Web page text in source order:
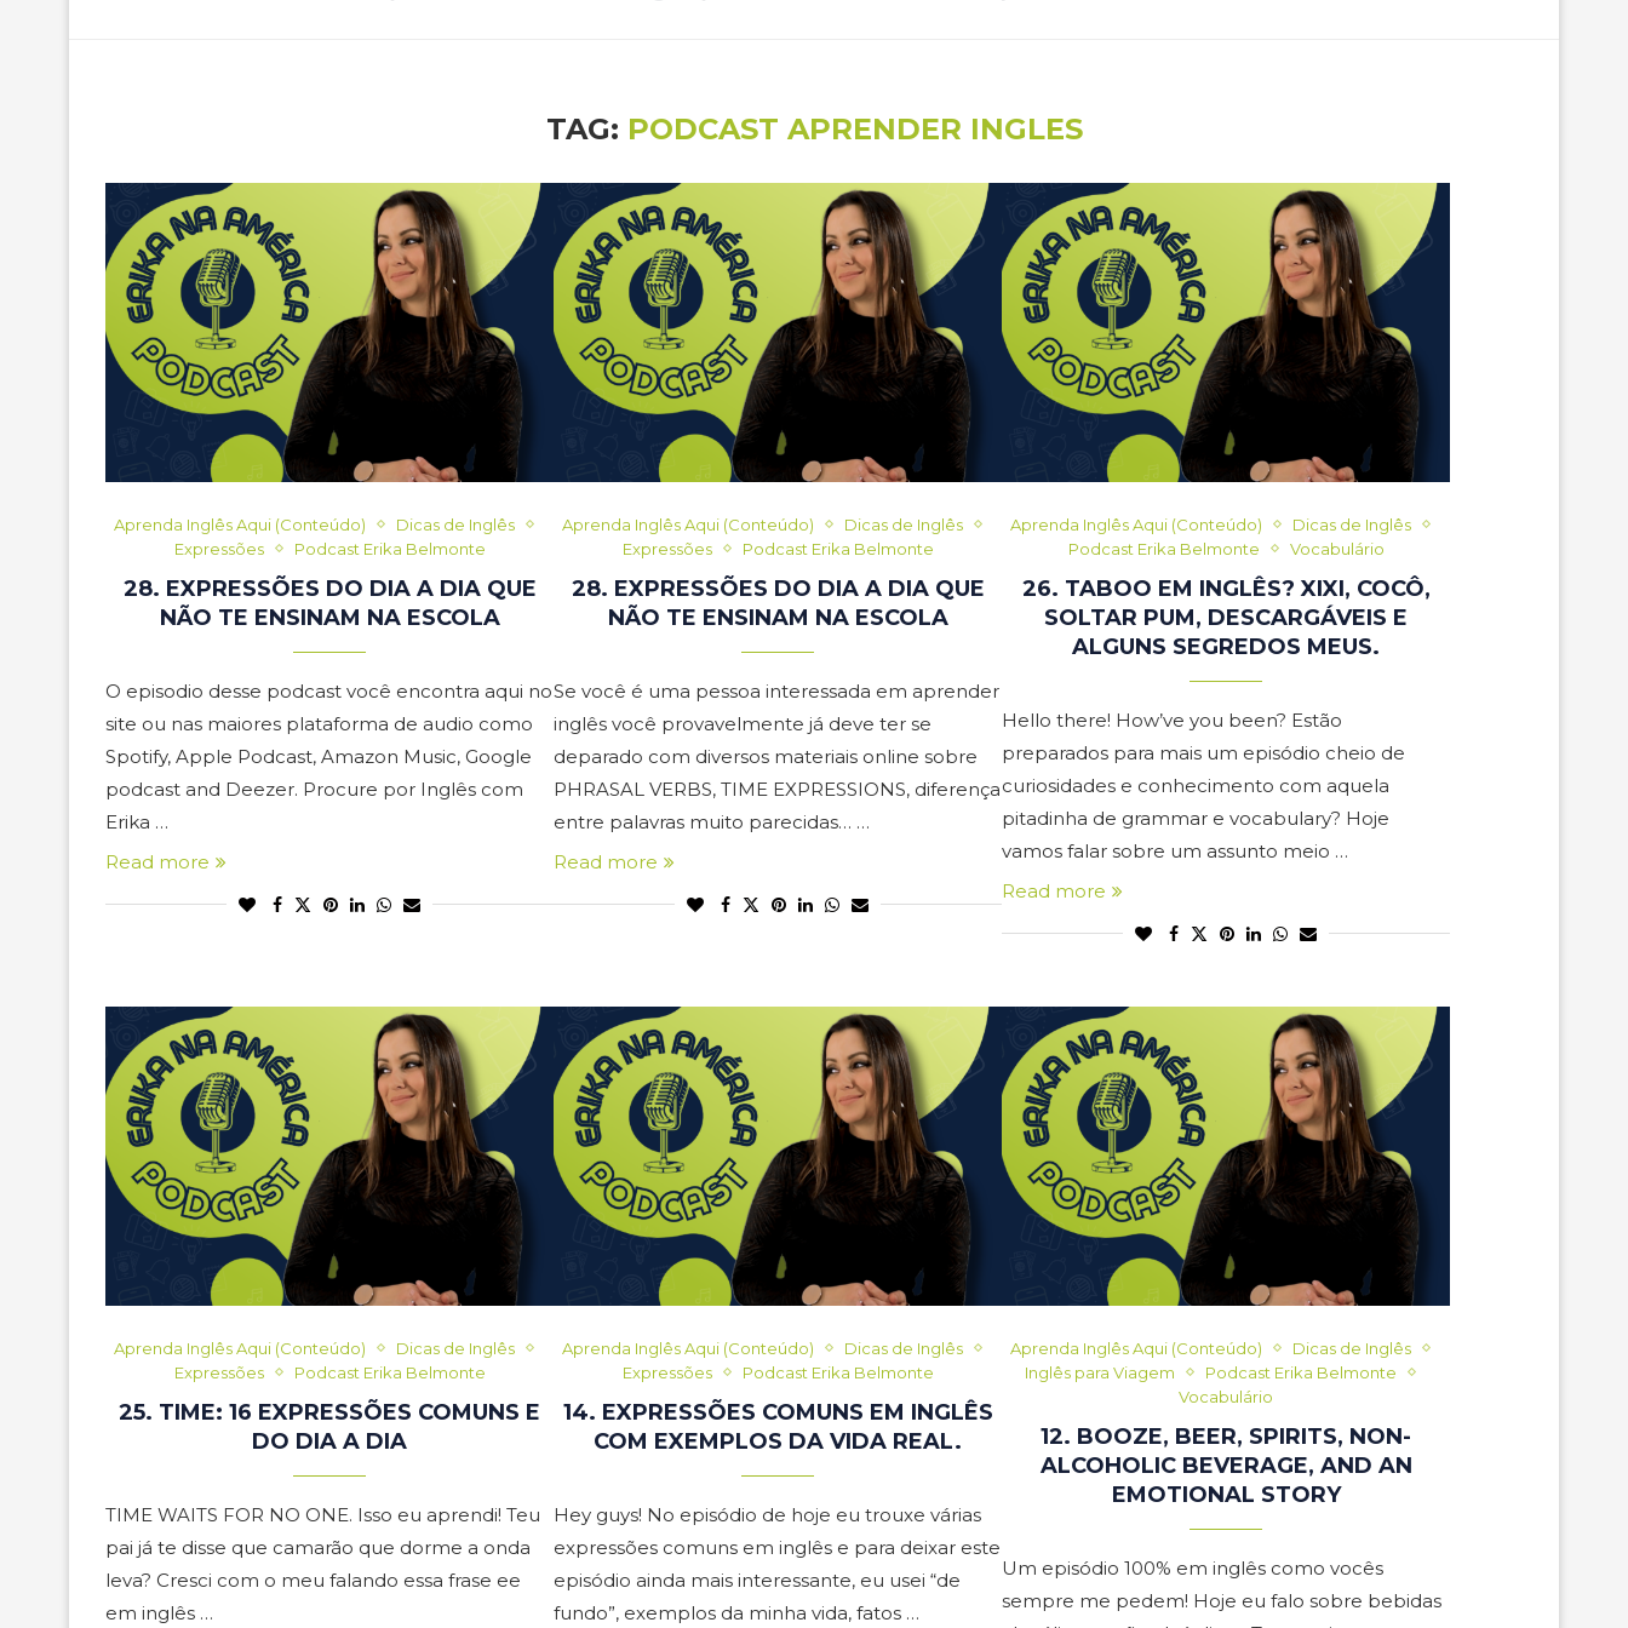
TAG: PODCAST APRENDER INGLES
Aprenda Inglês Aqui (Conteúdo)
Dicas de Inglês
Expressões
Podcast Erika Belmonte
28. EXPRESSÕES DO DIA A DIA QUE
NÃO TE ENSINAM NA ESCOLA
O episodio desse podcast você encontra aqui no
site ou nas maiores plataforma de audio como
Spotify, Apple Podcast, Amazon Music, Google
podcast and Deezer. Procure por Inglês com
Erika …
Read more
Aprenda Inglês Aqui (Conteúdo)
Dicas de Inglês
Expressões
Podcast Erika Belmonte
28. EXPRESSÕES DO DIA A DIA QUE
NÃO TE ENSINAM NA ESCOLA
Se você é uma pessoa interessada em aprender
inglês você provavelmente já deve ter se
deparado com diversos materiais online sobre
PHRASAL VERBS, TIME EXPRESSIONS, diferença
entre palavras muito parecidas… …
Read more
Aprenda Inglês Aqui (Conteúdo)
Dicas de Inglês
Podcast Erika Belmonte
Vocabulário
26. TABOO EM INGLÊS? XIXI, COCÔ,
SOLTAR PUM, DESCARGÁVEIS E
ALGUNS SEGREDOS MEUS.
Hello there! How’ve you been? Estão
preparados para mais um episódio cheio de
curiosidades e conhecimento com aquela
pitadinha de grammar e vocabulary? Hoje
vamos falar sobre um assunto meio …
Read more
Aprenda Inglês Aqui (Conteúdo)
Dicas de Inglês
Expressões
Podcast Erika Belmonte
25. TIME: 16 EXPRESSÕES COMUNS E
DO DIA A DIA
TIME WAITS FOR NO ONE. Isso eu aprendi! Teu
pai já te disse que camarão que dorme a onda
leva? Cresci com o meu falando essa frase ee
em inglês …
Aprenda Inglês Aqui (Conteúdo)
Dicas de Inglês
Expressões
Podcast Erika Belmonte
14. EXPRESSÕES COMUNS EM INGLÊS
COM EXEMPLOS DA VIDA REAL.
Hey guys! No episódio de hoje eu trouxe várias
expressões comuns em inglês e para deixar este
episódio ainda mais interessante, eu usei “de
fundo”, exemplos da minha vida, fatos …
Aprenda Inglês Aqui (Conteúdo)
Dicas de Inglês
Inglês para Viagem
Podcast Erika Belmonte
Vocabulário
12. BOOZE, BEER, SPIRITS, NON-
ALCOHOLIC BEVERAGE, AND AN
EMOTIONAL STORY
Um episódio 100% em inglês como vocês
sempre me pedem! Hoje eu falo sobre bebidas